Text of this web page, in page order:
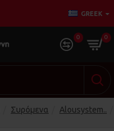
GREEK
0 0
Συρόμενα Alousystem..